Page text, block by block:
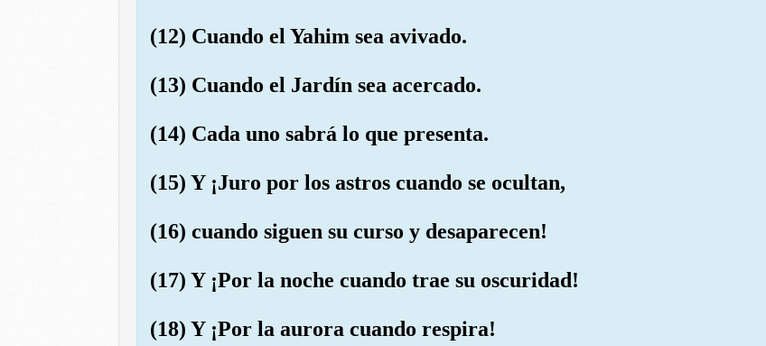
(12) Cuando el Yahim sea avivado.
(13) Cuando el Jardín sea acercado.
(14) Cada uno sabrá lo que presenta.
(15) Y ¡Juro por los astros cuando se ocultan,
(16) cuando siguen su curso y desaparecen!
(17) Y ¡Por la noche cuando trae su oscuridad!
(18) Y ¡Por la aurora cuando respira!